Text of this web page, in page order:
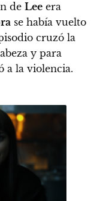
de Lee era
se había vuelto
cruzó la
y para
a la violencia.